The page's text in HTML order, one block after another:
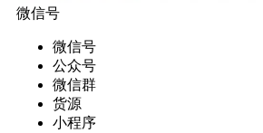
微信号
微信号
公众号
微信群
货源
小程序